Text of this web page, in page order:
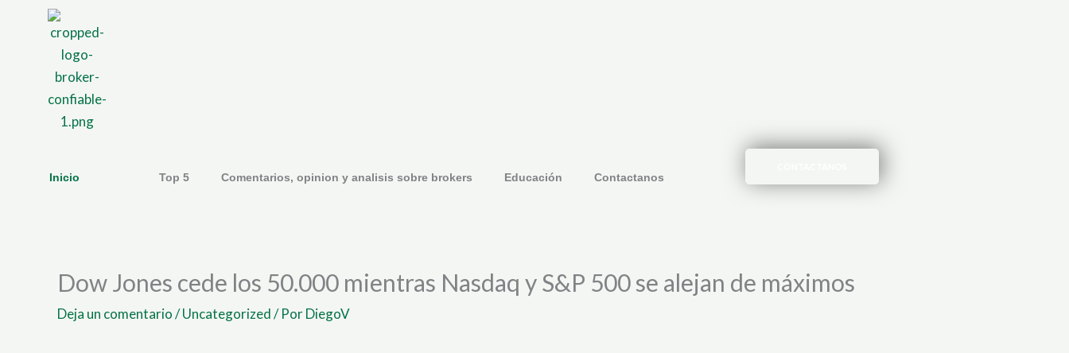
Inicio Top 5 Comentarios, opinion y analisis sobre brokers Educación Contactanos
Dow Jones cede los 50.000 mientras Nasdaq y S&P 500 se alejan de máximos
Deja un comentario/Uncategorized/ PorDiegoV